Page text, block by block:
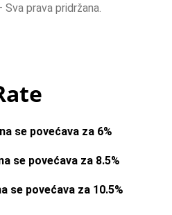
Sva prava pridržana.
se povećava za 6%
se povećava za 8.5%
se povećava za 10.5%